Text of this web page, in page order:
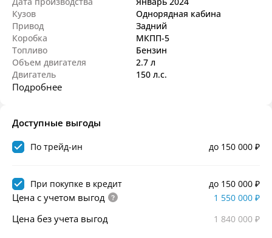
Кузов
Однорядная кабина
Привод
Задний
Коробка
МКПП-5
Топливо
Бензин
Объем двигателя
2.7 л
Двигатель
150 л.с.
Подробнее
Доступные выгоды
до 150 000 ₽
По трейд-ин
до 150 000 ₽
При покупке в кредит
Цена с учетом выгод 1 550 000 ₽
Цена без учета выгод 1 840 000 ₽